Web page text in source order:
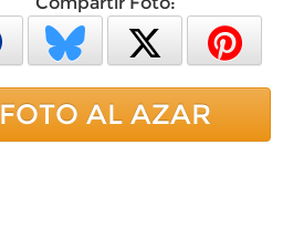
FOTO AL AZAR